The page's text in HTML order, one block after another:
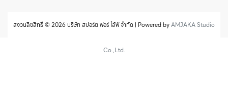
สงวนลิขสิทธิ์ © 2026 บริษัท สปอร์ต ฟอร์ ไล้ฟ์ จำกัด | Powered byAMJAKA Studio
Co.,Ltd.